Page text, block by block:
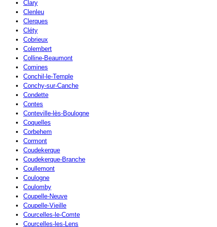
Clary
Clenleu
Clerques
Cléty
Cobrieux
Colembert
Colline-Beaumont
Comines
Conchil-le-Temple
Conchy-sur-Canche
Condette
Contes
Conteville-lès-Boulogne
Coquelles
Corbehem
Cormont
Coudekerque
Coudekerque-Branche
Coullemont
Coulogne
Coulomby
Coupelle-Neuve
Coupelle-Vieille
Courcelles-le-Comte
Courcelles-les-Lens